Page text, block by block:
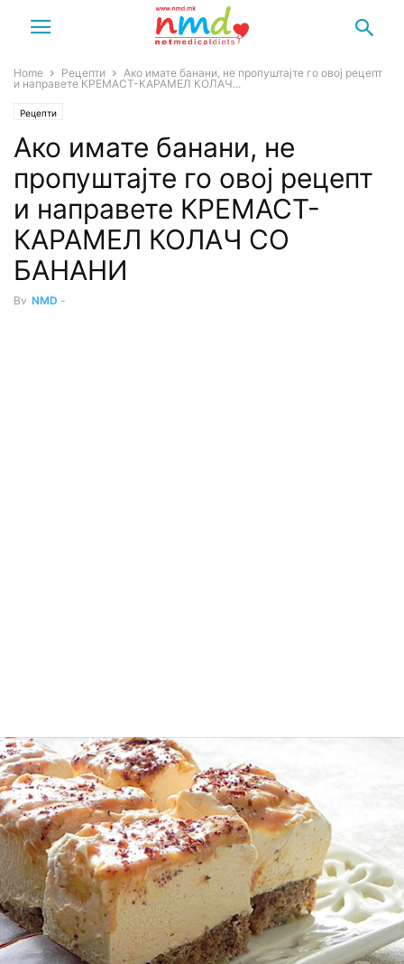
Home Рецепти
Ако имате банани, не пропуштајте го овој рецепт
и направете КРЕМАСТ-КАРАМЕЛ КОЛАЧ...
Рецепти
Ако имате банани, не
пропуштајте го овој рецепт
и направете КРЕМАСТ-
КАРАМЕЛ КОЛАЧ СО
БАНАНИ
By NMD -